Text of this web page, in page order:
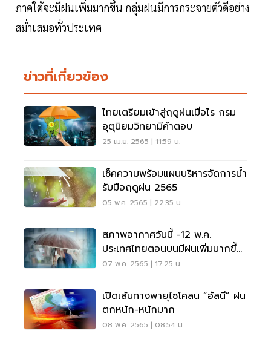
ภาคใต้จะมีฝนเพิ่มมากขึ้น กลุ่มฝนมีการกระจายตัวดีอย่าง
สม่ำเสมอทั่วประเทศ
ข่าวที่เกี่ยวข้อง
ไทยเตรียมเข้าสู่ฤดูฝนเมื่อไร กรม
อุตุนิยมวิทยามีคำตอบ
25 เม.ย. 2565 | 11:59 น.
เช็คความพร้อมแผนบริหารจัดการน้ำ
รับมือฤดูฝน 2565
05 พ.ค. 2565 | 22:35 น.
สภาพอากาศวันนี้ -12 พ.ค.
ประเทศไทยตอนบนมีฝนเพิ่มมากขึ้น-
ตกหนักบางพื้นที่
07 พ.ค. 2565 | 17:25 น.
เปิดเส้นทางพายุไซโคลน “อัสนี” ฝน
ตกหนัก-หนักมาก
08 พ.ค. 2565 | 08:54 น.